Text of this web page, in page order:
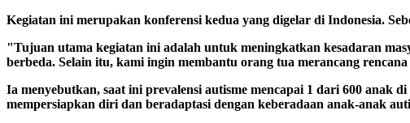
Kegiatan ini merupakan konferensi kedua yang digelar di Indonesia.
"Tujuan utama kegiatan ini adalah untuk meningkatkan kesadaran
berbeda. Selain itu, kami ingin membantu orang tua merancang
Ia menyebutkan, saat ini prevalensi autisme mencapai 1 dari 600 anak
mempersiapkan diri dan beradaptasi dengan keberadaan anak-anak